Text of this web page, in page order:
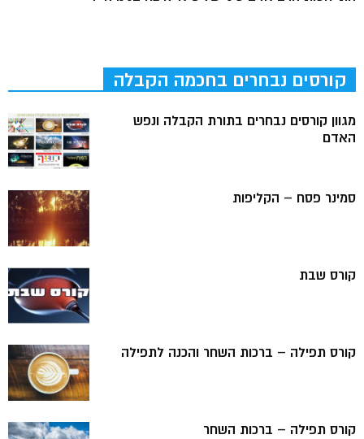
קורסים נבחרים בחכמה הקבלה
מגוון קורסים נבחרים בתורת הקבלה ונפש
האדם
סמינר פסח – הקליפות
קורס שבת
קורס תפילה – ברכות השחר והכנה לתפילה
קורס תפילה – ברכות השחר